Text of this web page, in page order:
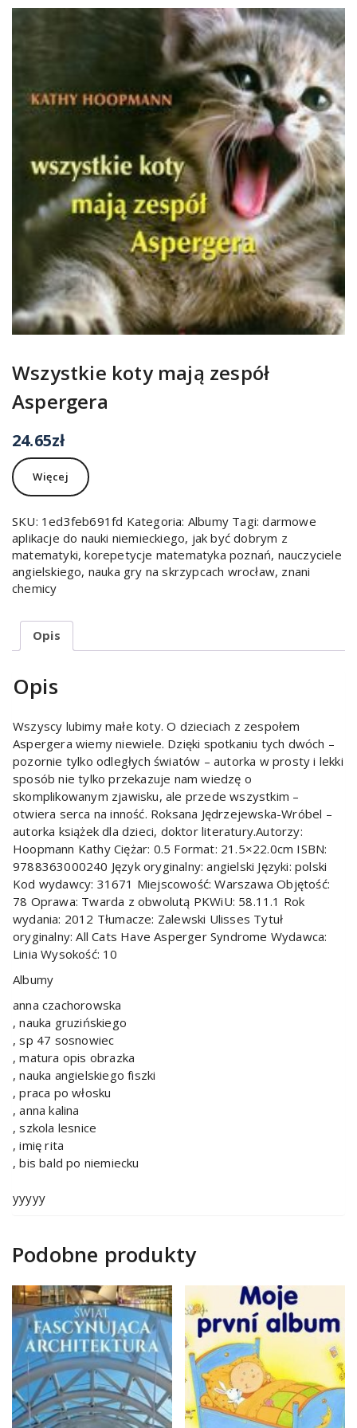
Wszystkie koty mają zespół
Aspergera
24.65zł
Więcej
SKU: 1ed3feb691fd Kategoria: Albumy Tagi:darmowe
aplikacje do nauki niemieckiego, jak być dobrym z
matematyki,korepetycje matematyka poznań, nauczyciele
angielskiego, nauka gry na skrzypcach wrocław, znani
chemicy
Opis
Opis
Wszyscy lubimy małe koty. O dzieciach z zespołem
Aspergera wiemy niewiele. Dzięki spotkaniu tych dwóch –
pozornie tylko odległych światów – autorka w prosty i lekki
sposób nie tylko przekazuje nam wiedzę o
skomplikowanym zjawisku, ale przede wszystkim –
otwiera serca na inność. Roksana Jędrzejewska-Wróbel –
autorka książek dla dzieci, doktor literatury.Autorzy:
Hoopmann Kathy Ciężar: 0.5 Format: 21.5×22.0cm ISBN:
9788363000240 Język oryginalny: angielski Języki: polski
Kod wydawcy: 31671 Miejscowość: Warszawa Objętość:
78 Oprawa: Twarda z obwolutą PKWiU: 58.11.1 Rok
wydania: 2012 Tłumacze: Zalewski Ulisses Tytuł
oryginalny: All Cats Have Asperger Syndrome Wydawca:
Linia Wysokość: 10
Albumy
anna czachorowska
, nauka gruzińskiego
, sp 47 sosnowiec
, matura opis obrazka
, nauka angielskiego fiszki
, praca po włosku
, anna kalina
, szkola lesnice
, imię rita
, bis bald po niemiecku
yyyyy
Podobne produkty